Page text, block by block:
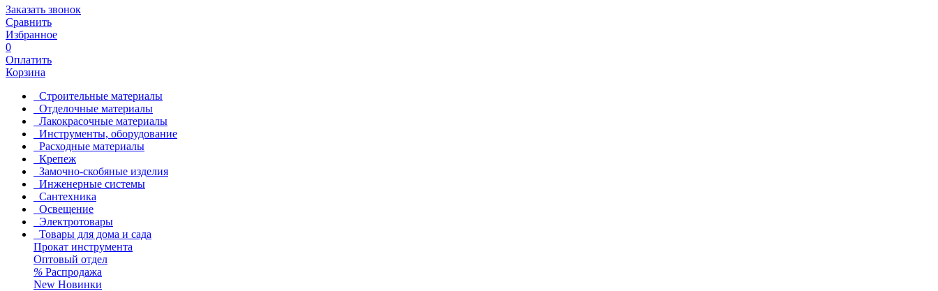
Заказать звонок
Сравнить
Избранное
0
Оплатить
Корзина
Строительные материалы
Отделочные материалы
Лакокрасочные материалы
Инструменты, оборудование
Расходные материалы
Крепеж
Замочно-скобяные изделия
Инженерные системы
Сантехника
Освещение
Электротовары
Товары для дома и сада
Прокат инструмента
Оптовый отдел
% Распродажа
New Новинки